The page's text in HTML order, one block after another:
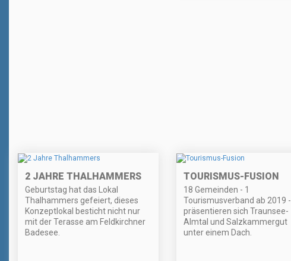
2 JAHRE THALHAMMERS
Geburtstag hat das Lokal
Thalhammers gefeiert, dieses
Konzeptlokal besticht nicht nur
mit der Terasse am Feldkirchner
Badesee.
TOURISMUS-FUSION
18 Gemeinden - 1
Tourismusverband ab 2019 -
präsentieren sich Traunsee-
Almtal und Salzkammergut
unter einem Dach.